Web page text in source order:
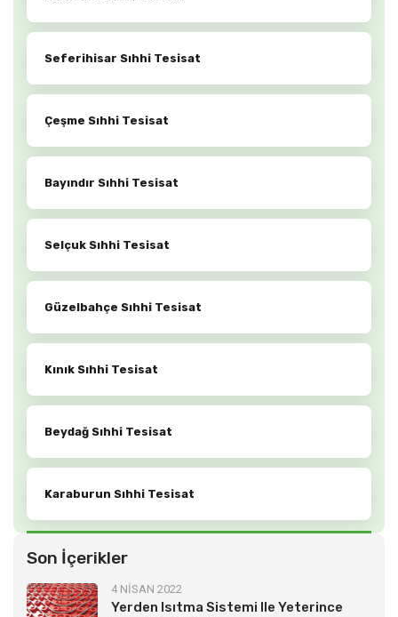
Seferihisar Sıhhi Tesisat
Çeşme Sıhhi Tesisat
Bayındır Sıhhi Tesisat
Selçuk Sıhhi Tesisat
Güzelbahçe Sıhhi Tesisat
Kınık Sıhhi Tesisat
Beydağ Sıhhi Tesisat
Karaburun Sıhhi Tesisat
Son İçerikler
4 NİSAN 2022
Yerden Isıtma Sistemi Ile Yeterince